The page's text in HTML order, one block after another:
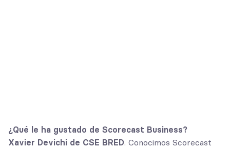
¿Qué le ha gustado de Scorecast Business?
Xavier Devichi de CSE BRED. Conocimos Scorecast